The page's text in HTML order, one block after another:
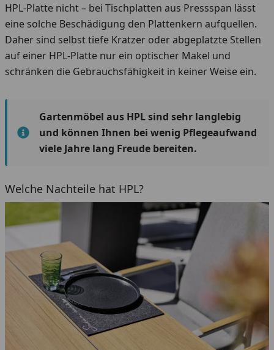
HPL-Platte nicht – bei Tischplatten aus Pressspan lässt
eine solche Beschädigung den Plattenkern aufquellen.
Daher sind selbst tiefe Kratzer oder abgeplatzte Stellen
auf einer HPL-Platte nur ein optischer Makel und
schränken die Gebrauchsfähigkeit in keiner Weise ein.
Gartenmöbel aus HPL sind sehr langlebig
und können Ihnen bei wenig Pflegeaufwand
viele Jahre lang Freude bereiten.
Welche Nachteile hat HPL?